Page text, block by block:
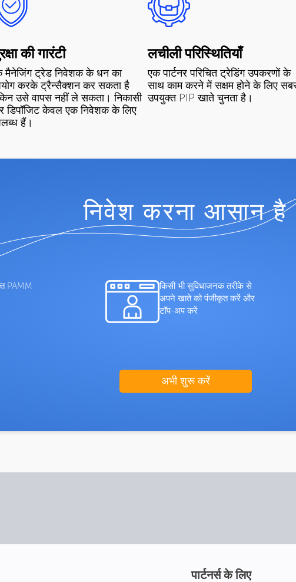
की गारंटी
मैनेजिंग ट्रेड निवेशक के धन का
करके ट्रैन्सैक्शन कर सकता है
उसे वापस नहीं ले सकता। निकासी
डिपॉजिट केवल एक निवेशक के लिए
हैं।
लचीली परिस्थितियाँ
एक पार्टनर परिचित ट्रेडिंग उपकरणों के
साथ काम करने में सक्षम होने के लिए
उपयुक्त PIP खाते चुनता है।
निवेश करना आसान है
PAMM
किसी भी सुविधाजनक तरीके से
अपने खाते को पंजीकृत करें और
टॉप-अप करें
अभी शुरू करें
पार्टनर्स के लिए